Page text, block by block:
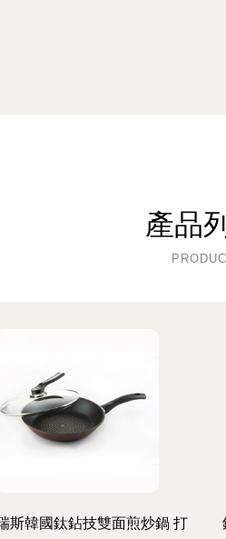
產品
斯韓國鈦鉆技雙面煎炒鍋 打